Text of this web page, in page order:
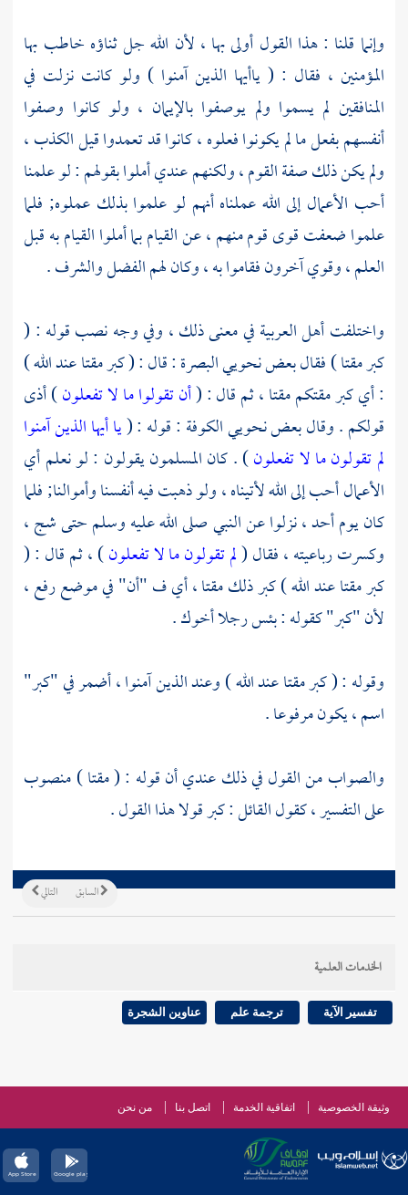
وإنما قلنا : هذا القول أولى بها ، لأن الله جل ثناؤه خاطب بها
المؤمنين ، فقال : ( ياأيها الذين آمنوا ) ولو كانت نزلت في
المنافقين لم يسموا ولم يوصفوا بالإيمان ، ولو كانوا وصفوا
أنفسهم بفعل ما لم يكونوا فعلوه ، كانوا قد تعمدوا قيل الكذب ،
ولم يكن ذلك صفة القوم ، ولكنهم عندي أملوا بقولهم : لو علمنا
أحب الأعمال إلى الله عملناه أنهم لو علموا بذلك عملوه; فلما
علموا ضعفت قوى قوم منهم ، عن القيام بما أملوا القيام به قبل
العلم ، وقوي آخرون فقاموا به ، وكان لهم الفضل والشرف .
واختلفت أهل العربية في معنى ذلك ، وفي وجه نصب قوله : (
كبر مقتا ) فقال بعض نحوييالبصرة: قال : ( كبر مقتا عند الله )
: أي كبر مقتكم مقتا ، ثم قال : (أن تقولوا ما لا تفعلون) أذى
قولكم . وقال بعض نحوييالكوفة : قوله : (يا أيها الذين آمنوا
لم تقولون ما لا تفعلون) . كان المسلمون يقولون : لو نعلم أي
الأعمال أحب إلى الله لأتيناه ، ولو ذهبت فيه أنفسنا وأموالنا; فلما
كان يوم أحد ، نزلوا عن النبي صلى الله عليه وسلم حتى شج ،
وكسرت رباعيته ، فقال (لم تقولون ما لا تفعلون) ، ثم قال : (
كبر مقتا عند الله ) كبر ذلك مقتا ، أي ف "أن" في موضع رفع ،
لأن "كبر" كقوله : بئس رجلا أخوك .
وقوله : ( كبر مقتا عند الله ) وعند الذين آمنوا ، أضمر في "كبر"
اسم ، يكون مرفوعا .
والصواب من القول في ذلك عندي أن قوله : ( مقتا ) منصوب
على التفسير ، كقول القائل : كبر قولا هذا القول .
التالي السابق
الخدمات العلمية
تفسير الآية ترجمة علم عناوين الشجرة
وثيقة الخصوصية اتفاقية الخدمة اتصل بنا من نحن